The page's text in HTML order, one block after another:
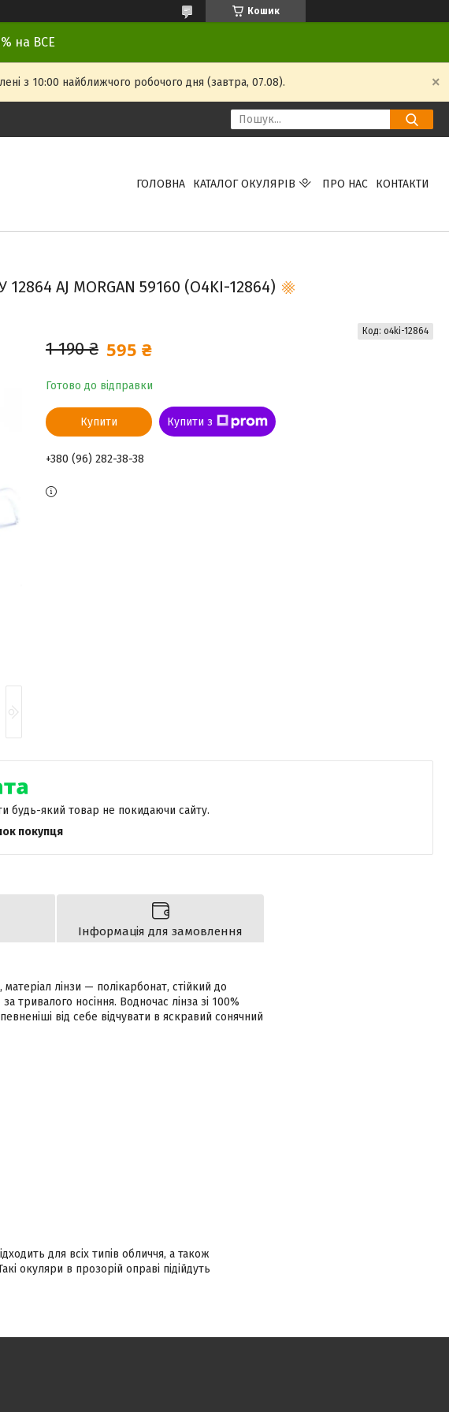
Кошик
на ВСЕ
з 10:00 найближчого робочого дня (завтра, 07.08).
ГОЛОВНА КАТАЛОГ ОКУЛЯРІВ ПРО НАС КОНТАКТИ
AJ MORGAN 59160 (O4KI-12864)
1 190 ₴ 595 ₴
Готово до відправки
Код: o4ki-12864
Купити Купити з
+380 (96) 282-38-38
будь-який товар не покидаючи сайту.
покупця
Інформація для замовлення
лінзи — полікарбонат, стійкий до
носіння. Водночас лінза зі 100%
від себе відчувати в яскравий сонячний
для всіх типів обличчя, а також
окуляри в прозорій оправі підійдуть